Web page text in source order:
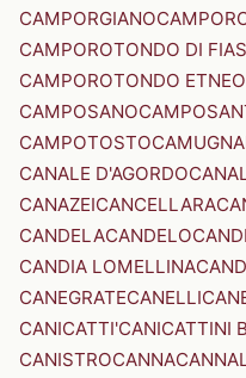
CAMPORGIANO
CAMPOROTONDO DI
CAMPOROTONDO ETNEO
CAMPOSANO
CAMPOTOSTO
CANALE D'AGORDO
CANAZEICANCELLARA
CANDELACANDELO
CANDIA LOMELLINA
CANEGRATECANELLI
CANICATTI'CANICATTINI
CANISTROCANNA